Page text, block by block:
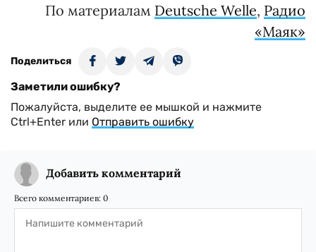
По материалам Deutsche Welle, Радио
«Маяк»
Поделиться
Заметили ошибку?
Пожалуйста, выделите ее мышкой и нажмите
Ctrl+Enter или Отправить ошибку
Добавить комментарий
Всего комментариев: 0